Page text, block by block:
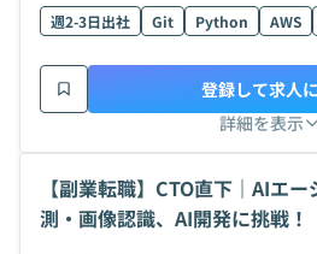
週2-3日出社 Git Python AWS
詳細を表示
登録して求人
【副業転職】CTO直下｜AIエ
測・画像認識、AI開発に挑戦！